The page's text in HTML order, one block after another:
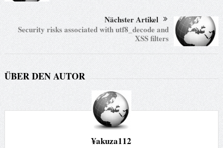
Nächster Artikel
Security risks associated with utf8_decode and
XSS filters
ÜBER DEN AUTOR
¥akuza112